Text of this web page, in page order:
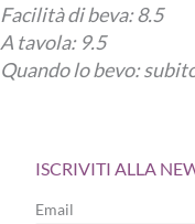
Facilità di beva: 8.5
A tavola: 9.5
Quando lo bevo:
ISCRIVITI ALLA
Email